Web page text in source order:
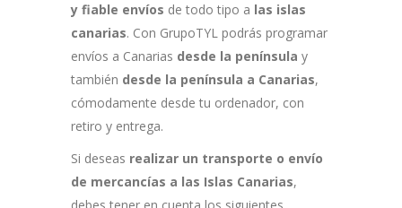
y fiable envíos de todo tipo a las islas
canarias. Con GrupoTYL podrás programar
envíos a Canarias desde la península y
también desde la península a Canarias,
cómodamente desde tu ordenador, con
retiro y entrega.
Si deseas realizar un transporte o envío
de mercancías a las Islas Canarias,